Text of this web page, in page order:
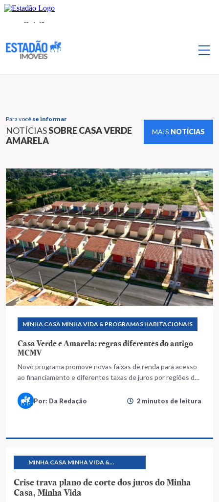
Para você se informar
NOTÍCIASSOBRE CASA VERDE
AMARELA
MAIS NOTÍCIAS
MINHA CASA MINHA VIDA & PROGRAMAS HABITACIONAIS
Casa Verde e Amarela: regras diferentes do antigo
MCMV
Novo programa promove novas faixas de renda para acesso
ao financiamento e diferentes taxas de juros por regiões do
Por: Da Redação 2 minutos de leitura
MINHA CASA MINHA VIDA &
Crise trava plano de corte dos juros do Minha
Casa, Minha Vida